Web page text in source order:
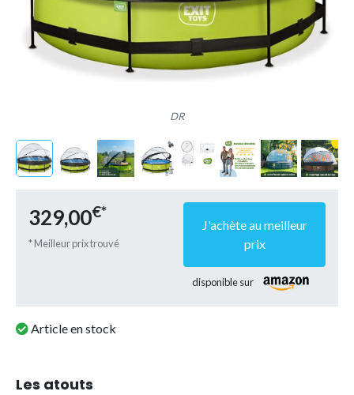
DR
329,00€*
* Meilleur prix trouvé
J'achète au meilleur
prix
disponible sur
Article en stock
Les atouts